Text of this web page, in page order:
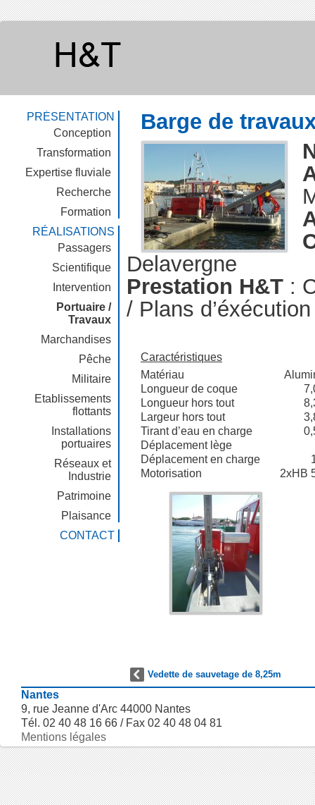
PRÉSENTATION
Conception
Transformation
Expertise fluviale
Recherche
Formation
RÉALISATIONS
Passagers
Scientifique
Intervention
Portuaire /
Travaux
Marchandises
Pêche
Militaire
Etablissements
flottants
Installations
portuaires
Réseaux et
Industrie
Patrimoine
Plaisance
CONTACT
Barge de
Delavergne
Prestation H&T :
/ Plans
Caractéristiques
Matériau
Longueur de coque
Longueur hors tout
Largeur hors tout
Tirant d’eau en charge
Déplacement lège
Déplacement en charge
Motorisation
2xHB
Vedette de sauvetage de 8,25m
Nantes
9, rue Jeanne d'Arc 44000 Nantes
Tél. 02 40 48 16 66 / Fax 02 40 48 04 81
Mentions légales